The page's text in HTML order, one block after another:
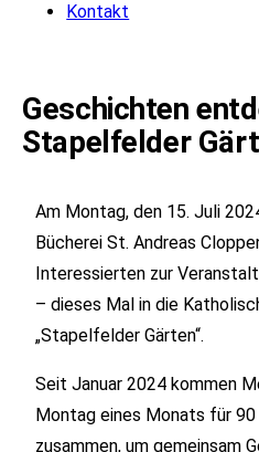
Kontakt
Geschichten
Stapelfelder
Am Montag, den 15. Juli
Bücherei St. Andreas
Interessierten zur
– dieses Mal in die
„Stapelfelder Gärten“.
Seit Januar 2024 kommen
Montag eines Monats für
zusammen, um gemeinsam